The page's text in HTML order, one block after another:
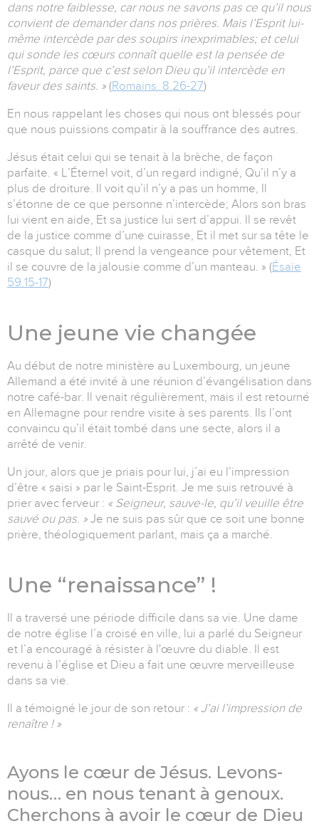
dans notre faiblesse, car nous ne savons pas ce qu’il nous
convient de demander dans nos prières. Mais l’Esprit lui-
même intercède par des soupirs inexprimables; et celui
qui sonde les cœurs connaît quelle est la pensée de
l’Esprit, parce que c’est selon Dieu qu’il intercède en
faveur des saints. » (Romains. 8.26-27)
En nous rappelant les choses qui nous ont blessés pour
que nous puissions compatir à la souffrance des autres.
Jésus était celui qui se tenait à la brèche, de façon
parfaite. « L’Éternel voit, d’un regard indigné, Qu’il n’y a
plus de droiture. Il voit qu’il n’y a pas un homme, Il
s’étonne de ce que personne n’intercède; Alors son bras
lui vient en aide, Et sa justice lui sert d’appui. Il se revêt
de la justice comme d’une cuirasse, Et il met sur sa tête le
casque du salut; Il prend la vengeance pour vêtement, Et
il se couvre de la jalousie comme d’un manteau. » (Ésaïe
59.15-17)
Une jeune vie changée
Au début de notre ministère au Luxembourg, un jeune
Allemand a été invité à une réunion d’évangélisation dans
notre café-bar. Il venait régulièrement, mais il est retourné
en Allemagne pour rendre visite à ses parents. Ils l’ont
convaincu qu’il était tombé dans une secte, alors il a
arrêté de venir.
Un jour, alors que je priais pour lui, j’ai eu l’impression
d’être « saisi » par le Saint-Esprit. Je me suis retrouvé à
prier avec ferveur : « Seigneur, sauve-le, qu’il veuille être
sauvé ou pas. » Je ne suis pas sûr que ce soit une bonne
prière, théologiquement parlant, mais ça a marché.
Une “renaissance” !
Il a traversé une période difficile dans sa vie. Une dame
de notre église l’a croisé en ville, lui a parlé du Seigneur
et l’a encouragé à résister à l'œuvre du diable. Il est
revenu à l’église et Dieu a fait une œuvre merveilleuse
dans sa vie.
Il a témoigné le jour de son retour : « J’ai l’impression de
renaître ! »
Ayons le cœur de Jésus. Levons-
nous… en nous tenant à genoux.
Cherchons à avoir le cœur de Dieu